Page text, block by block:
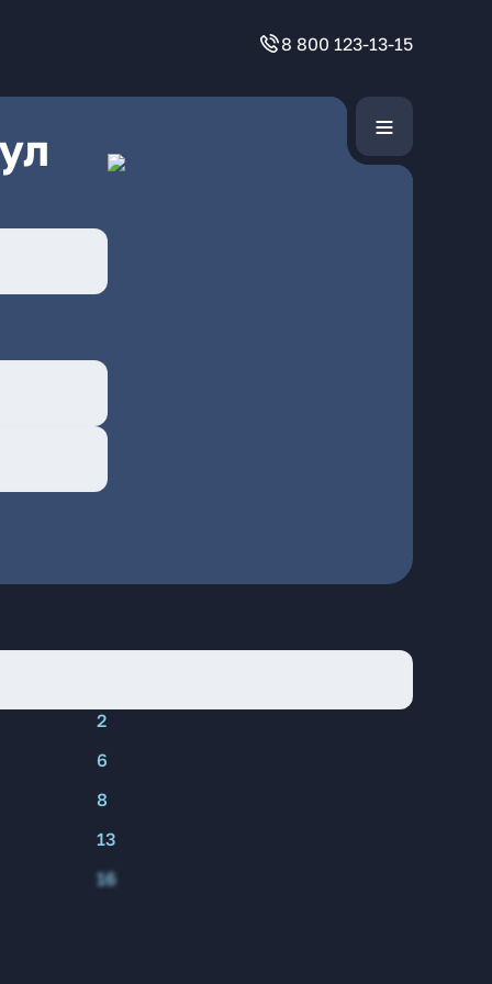
8 800 123-13-15
2
6
8
13
16